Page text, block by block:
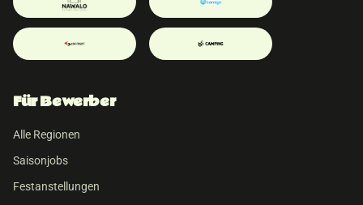
Für Bewerber
Alle Regionen
Saisonjobs
Festanstellungen